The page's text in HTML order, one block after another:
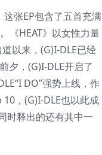
张EP包含了五首充满
《HEAT》以女性力量
以来，(G)I-DLE已经
夕，(G)I-DLE开启了
DO”强势上线，作
，(G)I-DLE也以此成
时释出的还有其中一